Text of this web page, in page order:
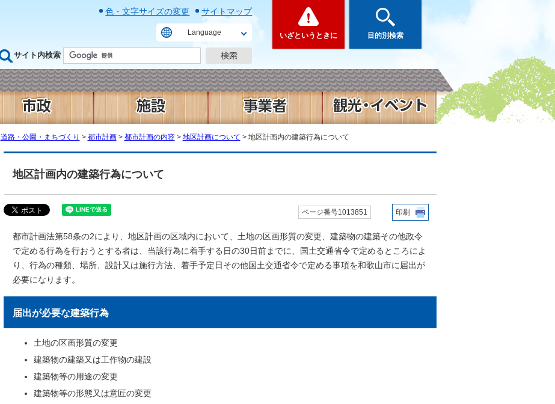
色・文字サイズの変更 サイトマップ
Language
サイト内検索
いざというときに 目的別検索
道路・公園・まちづくり > 都市計画> 都市計画の内容> 地区計画について > 地区計画内の建築行為について
地区計画内の建築行為について
ページ番号1013851 印刷
都市計画法第58条の2により、地区計画の区域内において、土地の区画形質の変更、建築物の建築その他政令
で定める行為を行おうとする者は、当該行為に着手する日の30日前までに、国土交通省令で定めるところによ
り、行為の種類、場所、設計又は施行方法、着手予定日その他国土交通省令で定める事項を和歌山市に届出が
必要になります。
届出が必要な建築行為
土地の区画形質の変更
建築物の建築又は工作物の建設
建築物等の用途の変更
建築物等の形態又は意匠の変更